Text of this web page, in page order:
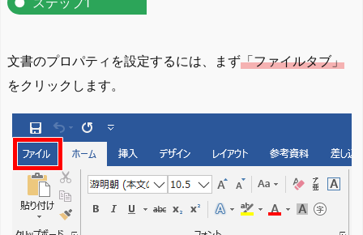
文書のプロパティを設定するには、まず「ファイルタブ」
をクリックします。